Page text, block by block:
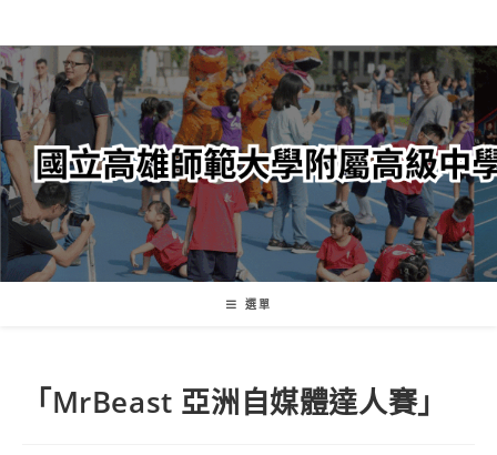
轉
至
主
內
容
選單
「MrBeast 亞洲自媒體達人賽」